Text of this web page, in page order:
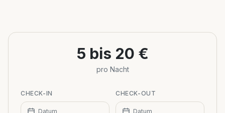
−
5 bis 20 €
pro Nacht
CHECK-IN
Datum
CHECK-OUT
Datum